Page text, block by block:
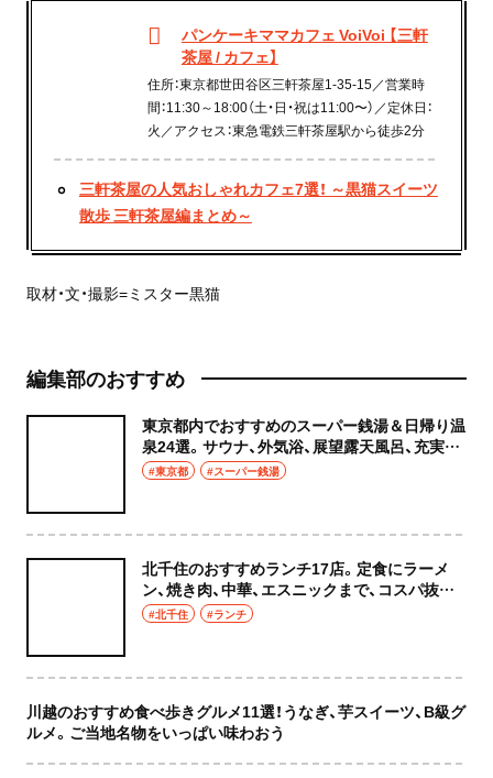
パンケーキママカフェ VoiVoi 【三軒
茶屋 / カフェ】
住所：東京都世田谷区三軒茶屋1-35-15／営業時
間：11:30～18:00（土・日・祝は11:00〜）／定休日：
火／アクセス：東急電鉄三軒茶屋駅から徒歩2分
三軒茶屋の人気おしゃれカフェ7選！ ～黒猫スイーツ
散歩 三軒茶屋編まとめ～
取材・文・撮影=ミスター黒猫
編集部のおすすめ
東京都内でおすすめのスーパー銭湯＆日帰り温
泉24選。サウナ、外気浴、展望露天風呂、充実の
癒やし空間へ
#東京都 #スーパー銭湯
北千住のおすすめランチ17店。定食にラーメ
ン、焼き肉、中華、エスニックまで、コスパ抜群
な店もおしゃれな店も網羅してご紹介！
#北千住 #ランチ
川越のおすすめ食べ歩きグルメ11選！うなぎ、芋スイーツ、B級グ
ルメ。ご当地名物をいっぱい味わおう